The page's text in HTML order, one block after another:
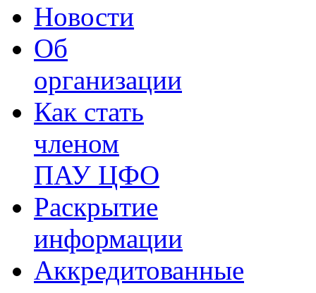
Новости
Об
организации
Как стать
членом
ПАУ ЦФО
Раскрытие
информации
Аккредитованные